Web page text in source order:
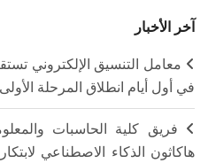
آخر الأخبار
في أول أيام انطلاق المرحلة
فريق كلية الحاسبات
هاكاثون الذكاء الاصطناعي